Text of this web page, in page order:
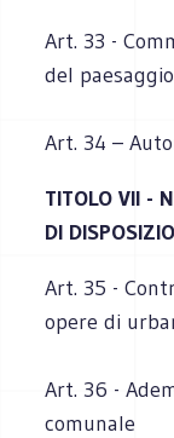
Art. 33 -
del paesaggio
Art. 34 –
TITOLO VII -
DI
Art. 35 -
opere di
Art. 36 -
comunale